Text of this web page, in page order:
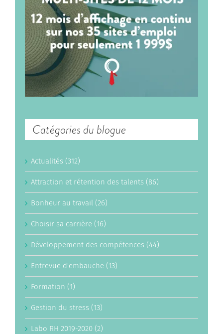
Catégories du blogue
Actualités (312)
Attraction et rétention des talents (86)
Bonheur au travail (26)
Choisir sa carrière (16)
Développement des compétences (44)
Entrevue d'embauche (13)
Formation (1)
Gestion du stress (13)
Labo RH 2019-2020 (2)